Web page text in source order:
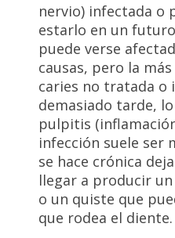
nervio) infectada o
estarlo en un
puede verse
causas, pero la
caries no tratada o
demasiado tarde,
pulpitis
infección suele ser
se hace crónica
llegar a producir
o un quiste que
que rodea el diente.